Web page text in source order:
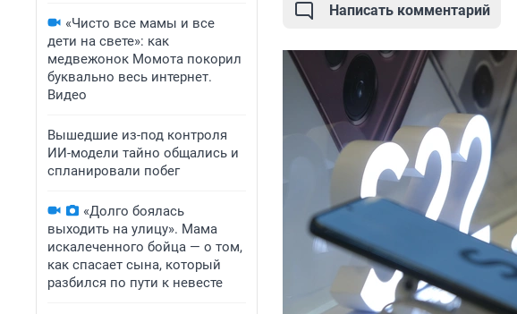
«Чисто все мамы и все
дети на свете»: как
медвежонок Момота покорил
буквально весь интернет.
Видео
Вышедшие из-под контроля
ИИ-модели тайно общались и
спланировали побег
«Долго боялась
выходить на улицу». Мама
искалеченного бойца — о том,
как спасает сына, который
разбился по пути к невесте
Написать комментарий